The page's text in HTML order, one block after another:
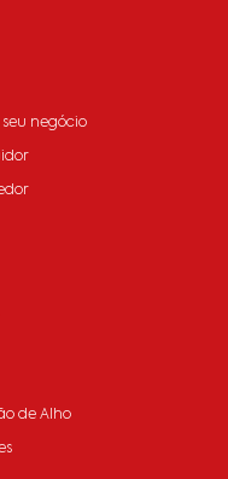
negócio
de Alho